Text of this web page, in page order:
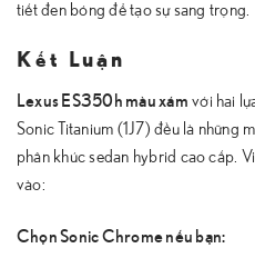
tiết đen bóng để tạo sự sang trọng.
Kết Luận
Lexus ES350h màu xám với hai
Sonic Titanium (1J7) đều là những
phân khúc sedan hybrid cao cấp.
vào:
Chọn Sonic Chrome nếu bạn: